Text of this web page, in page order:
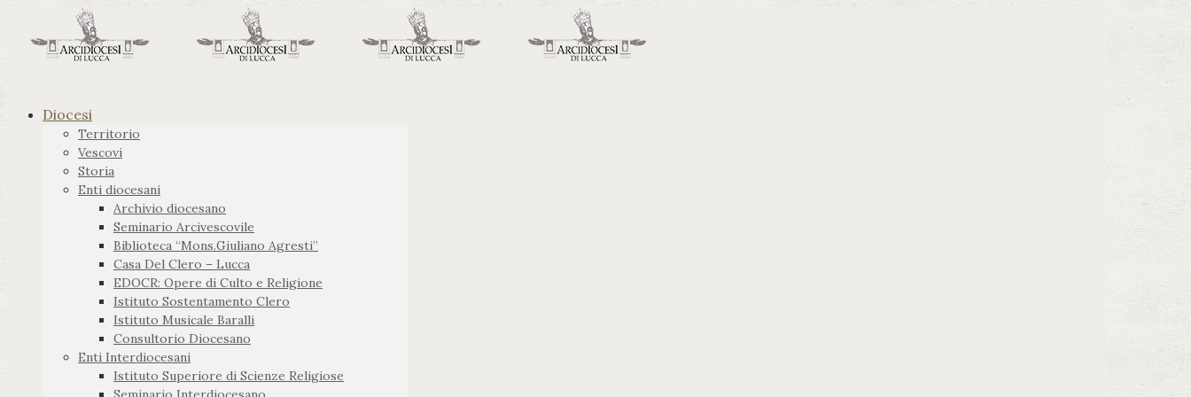
Diocesi
Territorio
Vescovi
Storia
Enti diocesani
Archivio diocesano
Seminario Arcivescovile
Biblioteca “Mons.Giuliano Agresti”
Casa Del Clero – Lucca
EDOCR: Opere di Culto e Religione
Istituto Sostentamento Clero
Istituto Musicale Baralli
Consultorio Diocesano
Enti Interdiocesani
Istituto Superiore di Scienze Religiose